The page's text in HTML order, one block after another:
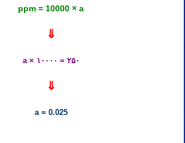
ppm = 10000 × a
⇓
۲۵۰ = ۱۰۰۰۰ × a
⇓
a = 0.025